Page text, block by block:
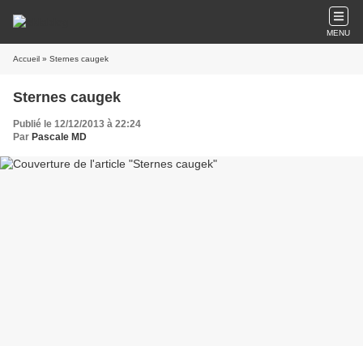
MENU
Accueil » Sternes caugek
Sternes caugek
Publié le 12/12/2013 à 22:24
Par Pascale MD